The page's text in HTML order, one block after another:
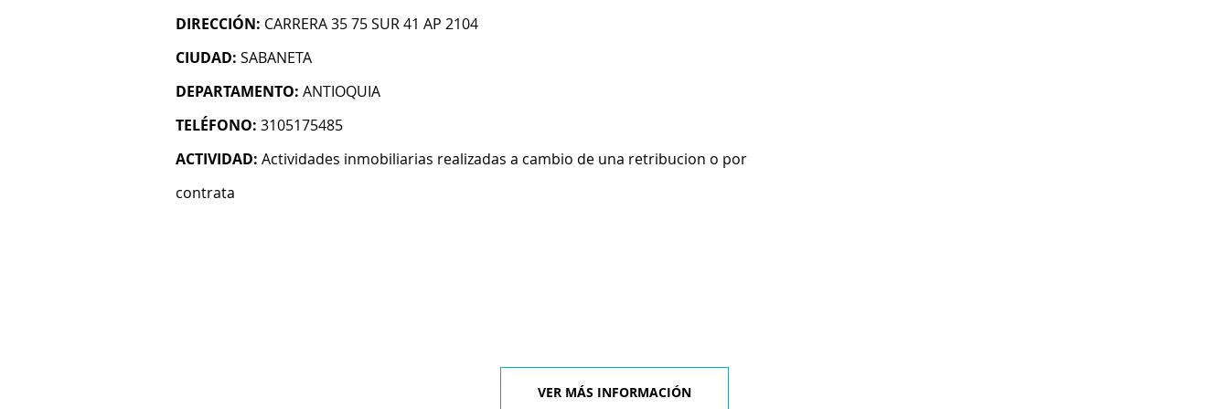
DIRECCIÓN: CARRERA 35 75 SUR 41 AP 2104
CIUDAD: SABANETA
DEPARTAMENTO: ANTIOQUIA
TELÉFONO: 3105175485
ACTIVIDAD: Actividades inmobiliarias realizadas a cambio de una retribucion o por
contrata
VER MÁS INFORMACIÓN